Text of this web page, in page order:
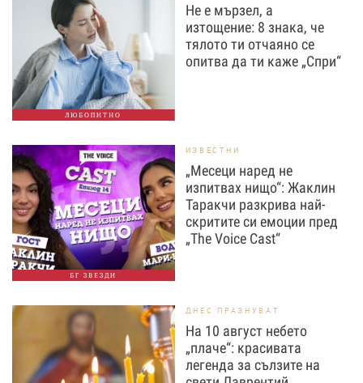
ЛЮБОПИТНО
Не е мързел, а
изтощение: 8 знака, че
тялото ти отчаяно се
опитва да ти каже „Спри“
БГ ЗВЕЗДИ
ИЗВЕСТНИ
„Месеци наред не
изпитвах нищо“: Жаклин
Таракчи разкрива най-
скритите си емоции пред
„The Voice Cast“
ДНЕС ПРАЗНУВАТ
На 10 август небето
„плаче“: красивата
легенда за сълзите на